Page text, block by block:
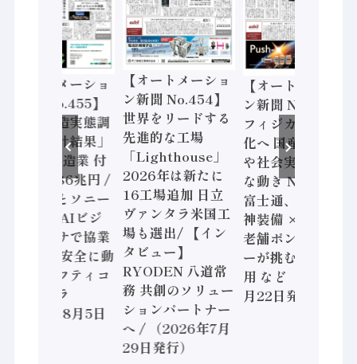
【オートメーショ
ン新聞 No.455】
「経済構造実態調
査二次集計結果」
2024年製造業 付
加価値額86兆円 /
三菱電機とソニー
セミコン AIビジ
ョンセンサで協業
/ IDEC、安全に動
かすセーフティコ
ントローラ
（2026年8月5日
【オートメーショ
ン新聞 No.454】
世界をリードする
先進的な工場
「Lighthouse」
2026年は新たに
16工場追加 日立
ヴァンタラ米国工
場も選出/ 【イン
タビュー】
RYODEN 八道常
務 共創のソリュー
ションパートナー
へ / （2026年7月
29日発行）
【オートメーショ
ン新聞 No.453】
フィジカルAI本格
化へ 国産AI開発
や社会実装に活発
な動き Noetra、
富士通、日立 / 兵
神装備 × HMS、
老舗ポンプメーカ
ーが挑むデータ活
用 など（2026年7
月22日発行）